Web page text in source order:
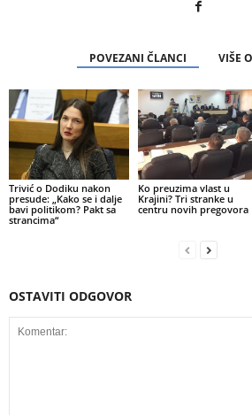
POVEZANI ČLANCI VIŠE
Trivić o Dodiku nakon
presude: „Kako se i dalje
bavi politikom? Pakt sa
strancima“
Ko preuzima vlast u
Krajini? Tri stranke u
centru novih pregovora
OSTAVITI ODGOVOR